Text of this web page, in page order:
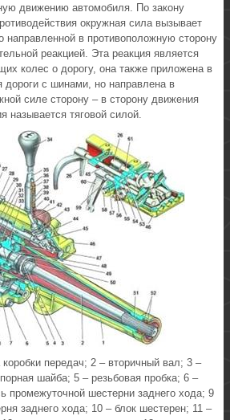
движению автомобиля. По закону
окружная сила вызывает
направленной в противоположную сторону
реакцией. Эта реакция является
колес о дорогу, она также приложена в
дороги с шинами, но направлена в
силе сторону – в сторону движения
называется тяговой силой.
передач; 2 – вторичный вал; 3 –
шайба; 5 – резьбовая пробка; 6 –
промежуточной шестерни заднего хода; 9
заднего хода; 10 – блок шестерен; 11 –